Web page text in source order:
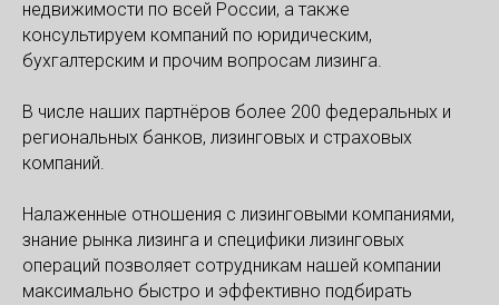
недвижимости по всей России, а также
консультируем компаний по юридическим,
бухгалтерским и прочим вопросам лизинга.
В числе наших партнёров более 200 федеральных и
региональных банков, лизинговых и страховых
компаний.
Налаженные отношения с лизинговыми компаниями,
знание рынка лизинга и специфики лизинговых
операций позволяет сотрудникам нашей компании
максимально быстро и эффективно подбирать